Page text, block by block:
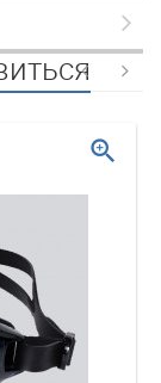
zoom_in